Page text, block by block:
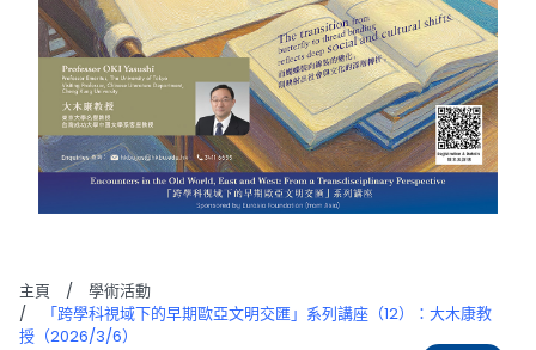
主頁 /
學術活動
/
「跨學科視域下的早期歐亞文明交匯」系列講座（12）：大木康教
授（2026/3/6）